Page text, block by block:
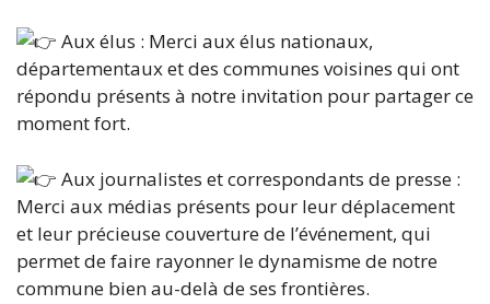
Aux élus : Merci aux élus nationaux,
départementaux et des communes voisines qui ont
répondu présents à notre invitation pour partager ce
moment fort.
Aux journalistes et correspondants de presse :
Merci aux médias présents pour leur déplacement
et leur précieuse couverture de l’événement, qui
permet de faire rayonner le dynamisme de notre
commune bien au-delà de ses frontières.